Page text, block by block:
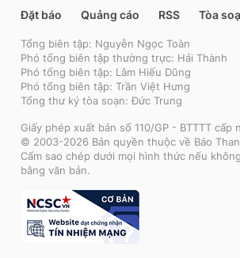
Đặt báo Quảng cáo RSS Tòa
Tổng biên tập: Nguyễn Ngọc Toàn
Phó tổng biên tập thường trực: Hải Thành
Phó tổng biên tập: Lâm Hiếu Dũng
Phó tổng biên tập: Trần Việt Hưng
Tổng thư ký tòa soạn: Đức Trung
Giấy phép xuất bản số 110/GP - BTTTT cấp
© 2003-2026 Bản quyền thuộc về Báo
Cấm sao chép dưới mọi hình thức nếu
bằng văn bản.